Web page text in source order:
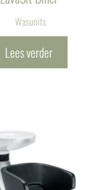
Wasunits
Lees verder